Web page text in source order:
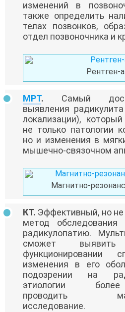
изменений в
также определить
телах позвонков,
отдел позвоночника и
Рентген-
МРТ. Самый
выявления
локализации),
не только патологии
но и изменения в
мышечно-связочном
Магнитно-
КТ. Эффективный, но
метод обследования
радикулопатию.
сможет
функционировании
изменения в его
подозрении на
этиологии
проводить
исследование.